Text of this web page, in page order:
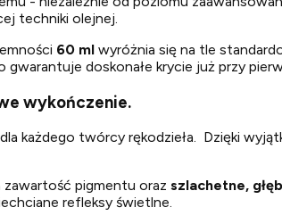
techniki olejnej.
60 ml wyróżnia się na tle
gwarantuje doskonałe krycie już przy
wykończenie.
każdego twórcy rękodzieła. Dzięki
pigmentu oraz szlachetne,
refleksy świetlne.